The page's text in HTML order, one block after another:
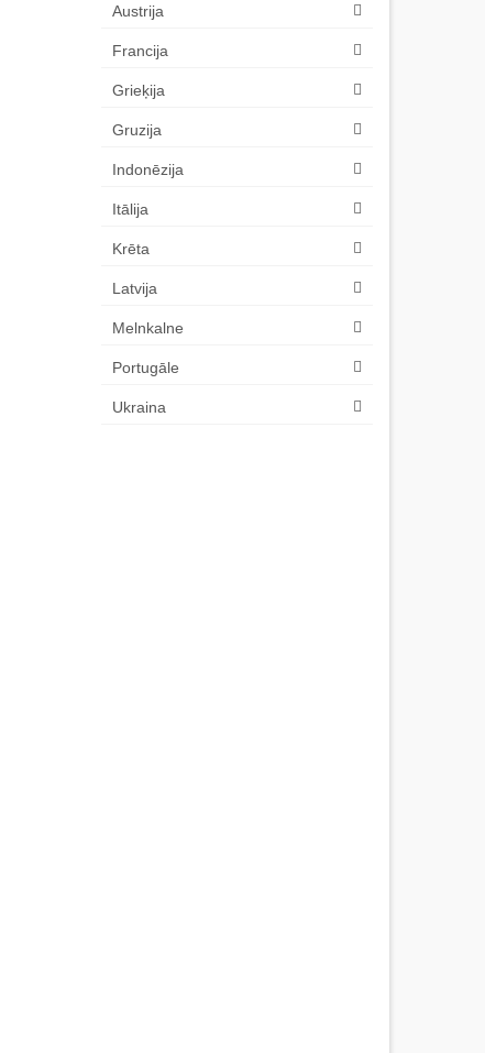
Austrija
Francija
Grieķija
Gruzija
Indonēzija
Itālija
Krēta
Latvija
Melnkalne
Portugāle
Ukraina